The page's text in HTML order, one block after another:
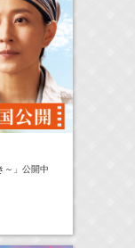
～」公開中